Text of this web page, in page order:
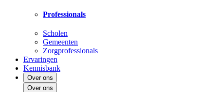
Professionals
Scholen
Gemeenten
Zorgprofessionals
Ervaringen
Kennisbank
Over ons
Over ons